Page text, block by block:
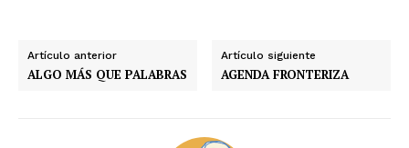
Artículo anterior
ALGO MÁS QUE PALABRAS
Artículo siguiente
AGENDA FRONTERIZA